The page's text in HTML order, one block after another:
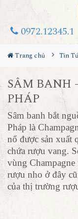
0972.12345.1
Trang chủ Tin
SÂM BANH
PHÁP
Sâm banh bắt
Pháp là
nổ được sản xuất
chứa rượu vang.
vùng
rượu nho ở đây
của thị trường